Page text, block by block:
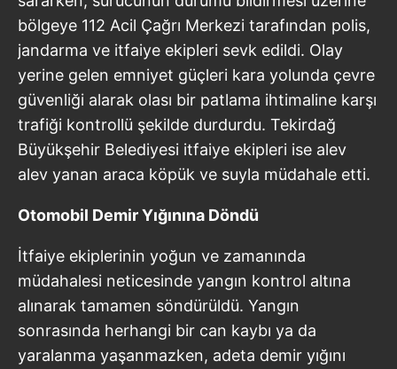
bölgeye 112 Acil Çağrı Merkezi tarafından polis,
jandarma ve itfaiye ekipleri sevk edildi. Olay
yerine gelen emniyet güçleri kara yolunda çevre
güvenliği alarak olası bir patlama ihtimaline karşı
trafiği kontrollü şekilde durdurdu. Tekirdağ
Büyükşehir Belediyesi itfaiye ekipleri ise alev
alev yanan araca köpük ve suyla müdahale etti.
Otomobil Demir Yığınına Döndü
İtfaiye ekiplerinin yoğun ve zamanında
müdahalesi neticesinde yangın kontrol altına
alınarak tamamen söndürüldü. Yangın
sonrasında herhangi bir can kaybı ya da
yaralanma yaşanmazken, adeta demir yığını